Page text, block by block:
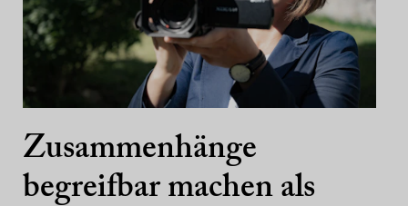
Zusammenhänge
begreifbar machen als